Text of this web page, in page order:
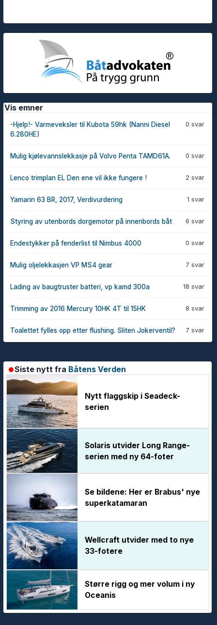
Vis emner
0 svar
-Hjelp!- Varmeveksler til Kubota 59hk (Nanni Diesel
6.280HE)
0 svar
Mulig kjølevannslekkasje på Volvo Penta TAMD61A.
2 svar
Lenco trimplan EL Den ene vil ikke fungere !
1 svar
Yamarin 63 BR, 2017, Verdivurdering
6 svar
Styring av utenbords dorgemotor på innenbords båt
0 svar
Endestykker på fenderlist til Nimbus 4000
7 svar
Mulig oljelekkasjen VP MS4 gear
18 svar
Lading av baugtruster batteri, vp kamd 300a
8 svar
Trimming av 2016 Mercury 10HK 4T til 15HK
7 svar
Toalettet fylles opp etter flushing. Sliten Jokerventil?
Siste nytt fra Båtens Verden
Nytt flaggskip i Seadeck-
serien
Solaris utvider Long Range-
serien med ny 64-foter
Se bildene: Her er Brabus' nye
superkatamaran
Wellcraft utvider med to nye
33-fotere
Større rigg og mer volum i ny
Oceanis